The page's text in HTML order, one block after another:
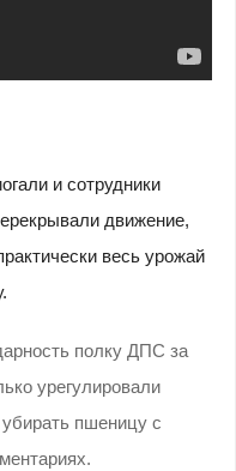
и сотрудники
движение,
весь урожай
полку ДПС за
урегулировали
пшеницу с